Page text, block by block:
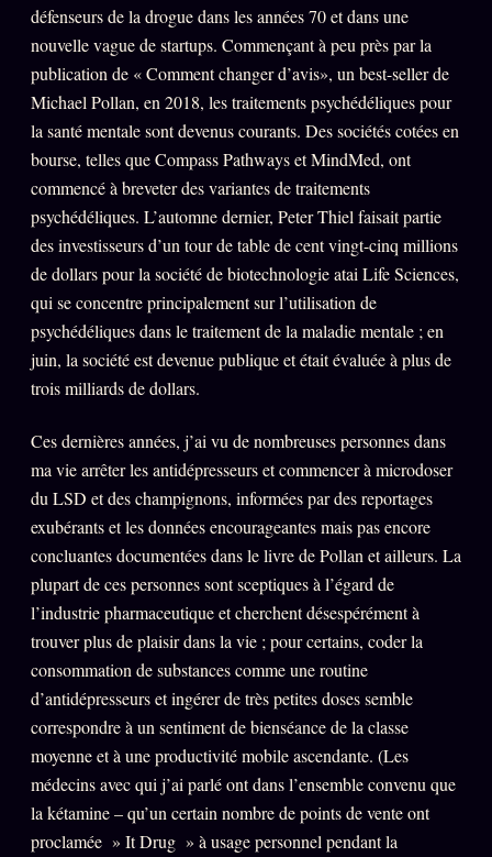
défenseurs de la drogue dans les années 70 et dans une
nouvelle vague de startups. Commençant à peu près par la
publication de « Comment changer d’avis», un best-seller de
Michael Pollan, en 2018, les traitements psychédéliques pour
la santé mentale sont devenus courants. Des sociétés cotées en
bourse, telles que Compass Pathways et MindMed, ont
commencé à breveter des variantes de traitements
psychédéliques. L’automne dernier, Peter Thiel faisait partie
des investisseurs d’un tour de table de cent vingt-cinq millions
de dollars pour la société de biotechnologie atai Life Sciences,
qui se concentre principalement sur l’utilisation de
psychédéliques dans le traitement de la maladie mentale ; en
juin, la société est devenue publique et était évaluée à plus de
trois milliards de dollars.
Ces dernières années, j’ai vu de nombreuses personnes dans
ma vie arrêter les antidépresseurs et commencer à microdoser
du LSD et des champignons, informées par des reportages
exubérants et les données encourageantes mais pas encore
concluantes documentées dans le livre de Pollan et ailleurs. La
plupart de ces personnes sont sceptiques à l’égard de
l’industrie pharmaceutique et cherchent désespérément à
trouver plus de plaisir dans la vie ; pour certains, coder la
consommation de substances comme une routine
d’antidépresseurs et ingérer de très petites doses semble
correspondre à un sentiment de bienséance de la classe
moyenne et à une productivité mobile ascendante. (Les
médecins avec qui j’ai parlé ont dans l’ensemble convenu que
la kétamine – qu’un certain nombre de points de vente ont
proclamée » It Drug » à usage personnel pendant la